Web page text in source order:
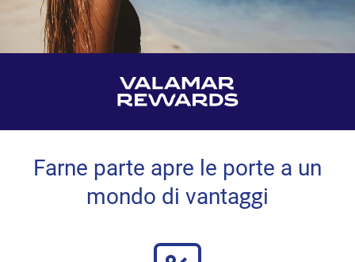
Farne parte apre le porte a un
mondo di vantaggi